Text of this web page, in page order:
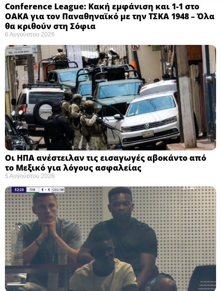
Conference League: Κακή εμφάνιση και 1-1 στο
ΟΑΚΑ για τον Παναθηναϊκό με την ΤΣΚΑ 1948 – Όλα
θα κριθούν στη Σόφια ​
6 Αυγούστου 2026
Οι ΗΠΑ ανέστειλαν τις εισαγωγές αβοκάντο από
το Μεξικό για λόγους ασφαλείας
5 Αυγούστου 2026